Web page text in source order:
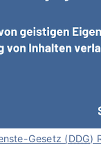
Gesetz (DDG)